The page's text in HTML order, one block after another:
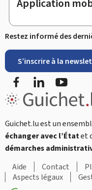
Application
Restez informé des
S’inscrire à la
FacebookLinkedIn
Guichet.lu est un
échanger avec l’Étatet
démarches
Aide
Contact
Aspects légaux